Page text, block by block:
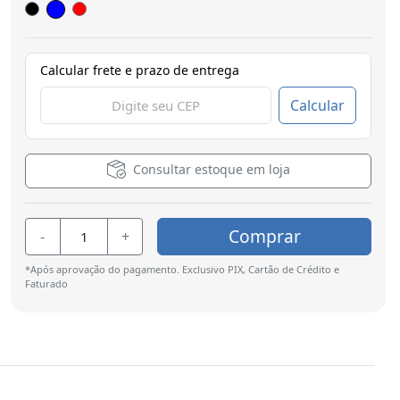
Calcular frete e prazo de entrega
Calcular
Consultar estoque em loja
- + Comprar
*Após aprovação do pagamento. Exclusivo PIX, Cartão de Crédito e
Faturado